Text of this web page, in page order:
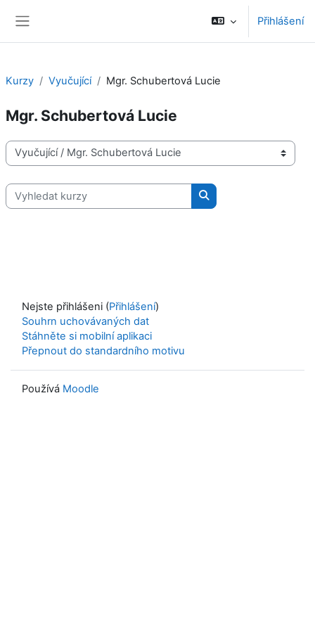
Přihlášení
Kurzy Vyučující Mgr. Schubertová Lucie
Mgr. Schubertová Lucie
Kategorie kurzů
Vyhledat kurzy
Vyhledat kurzy
Nejste přihlášeni (Přihlášení)
Souhrn uchovávaných dat
Stáhněte si mobilní aplikaci
Přepnout do standardního motivu
Používá Moodle